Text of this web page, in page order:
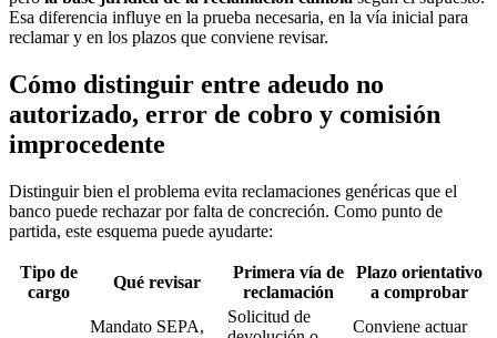
Esa diferencia influye en la prueba necesaria, en la vía inicial para
reclamar y en los plazos que conviene revisar.
Cómo distinguir entre adeudo no
autorizado, error de cobro y comisión
improcedente
Distinguir bien el problema evita reclamaciones genéricas que el
banco puede rechazar por falta de concreción. Como punto de
partida, este esquema puede ayudarte:
Tipo de
cargo
Qué revisar
Primera vía de
reclamación
Plazo orientativo
a comprobar
Mandato SEPA,
Solicitud de
Conviene actuar